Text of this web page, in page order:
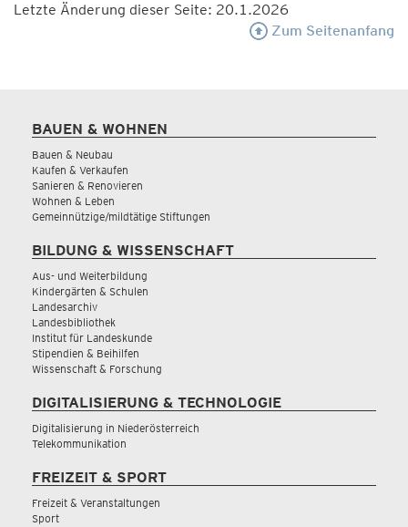
Letzte Änderung dieser Seite: 20.1.2026
Zum Seitenanfang
BAUEN & WOHNEN
Bauen & Neubau
Kaufen & Verkaufen
Sanieren & Renovieren
Wohnen & Leben
Gemeinnützige/mildtätige Stiftungen
BILDUNG & WISSENSCHAFT
Aus- und Weiterbildung
Kindergärten & Schulen
Landesarchiv
Landesbibliothek
Institut für Landeskunde
Stipendien & Beihilfen
Wissenschaft & Forschung
DIGITALISIERUNG & TECHNOLOGIE
Digitalisierung in Niederösterreich
Telekommunikation
FREIZEIT & SPORT
Freizeit & Veranstaltungen
Sport